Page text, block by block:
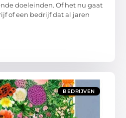
doeleinden. Of het nu gaat
of een bedrijf dat al jaren
BEDRIJVEN